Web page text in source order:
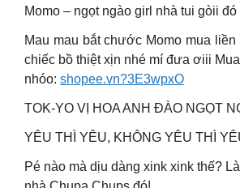
Momo – ngọt ngào girl nhà tui gòii đó
Mau mau bắt chước Momo mua liền
chiếc bồ thiệt xịn nhé mí đưa ơiii
nhóo: shopee.vn?3E3wpxO
TOK-YO VỊ HOA ANH ĐÀO NGỌT
YÊU THÌ YÊU, KHÔNG YÊU THÌ
Pé nào mà dịu dàng xink xink thế?